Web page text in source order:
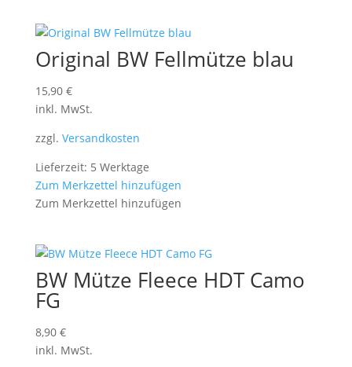
Original BW Fellmütze blau
15,90 €
inkl. MwSt.
zzgl. Versandkosten
Lieferzeit: 5 Werktage
Zum Merkzettel hinzufügen
Zum Merkzettel hinzufügen
BW Mütze Fleece HDT Camo
FG
8,90 €
inkl. MwSt.